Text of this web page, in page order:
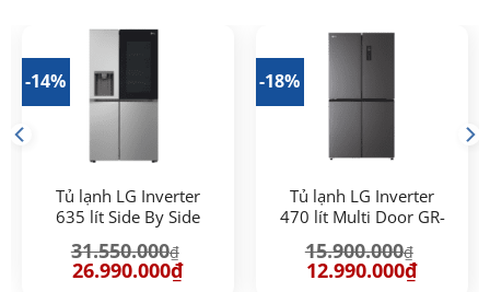
-14%
Tủ lạnh LG Inverter
635 lít Side By Side
31.550.000₫
Giá
gốc
26.990.000₫Giá
-18%
Tủ lạnh LG Inverter
470 lít Multi Door GR-
15.900.000₫
Giá
gốc
12.990.000₫Giá